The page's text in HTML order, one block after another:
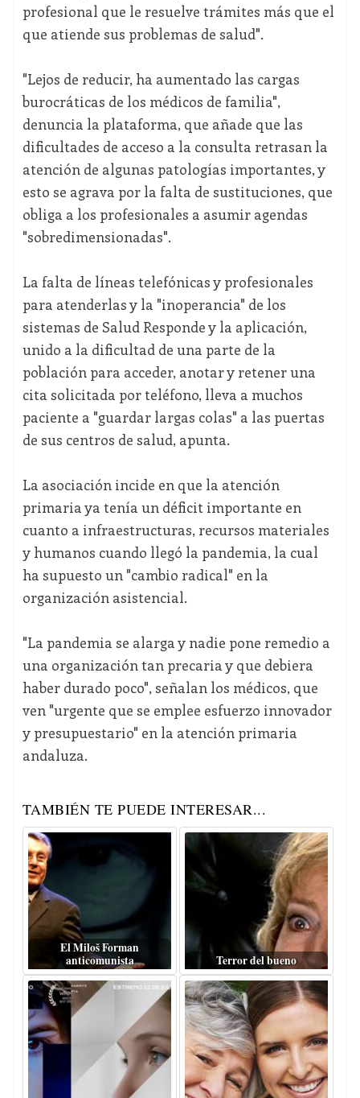
profesional que le resuelve trámites más que el
que atiende sus problemas de salud".
"Lejos de reducir, ha aumentado las cargas
burocráticas de los médicos de familia",
denuncia la plataforma, que añade que las
dificultades de acceso a la consulta retrasan la
atención de algunas patologías importantes, y
esto se agrava por la falta de sustituciones, que
obliga a los profesionales a asumir agendas
"sobredimensionadas".
La falta de líneas telefónicas y profesionales
para atenderlas y la "inoperancia" de los
sistemas de Salud Responde y la aplicación,
unido a la dificultad de una parte de la
población para acceder, anotar y retener una
cita solicitada por teléfono, lleva a muchos
paciente a "guardar largas colas" a las puertas
de sus centros de salud, apunta.
La asociación incide en que la atención
primaria ya tenía un déficit importante en
cuanto a infraestructuras, recursos materiales
y humanos cuando llegó la pandemia, la cual
ha supuesto un "cambio radical" en la
organización asistencial.
"La pandemia se alarga y nadie pone remedio a
una organización tan precaria y que debiera
haber durado poco", señalan los médicos, que
ven "urgente que se emplee esfuerzo innovador
y presupuestario" en la atención primaria
andaluza.
TAMBIÉN TE PUEDE INTERESAR...
El Miloš Forman
anticomunista
Terror del bueno